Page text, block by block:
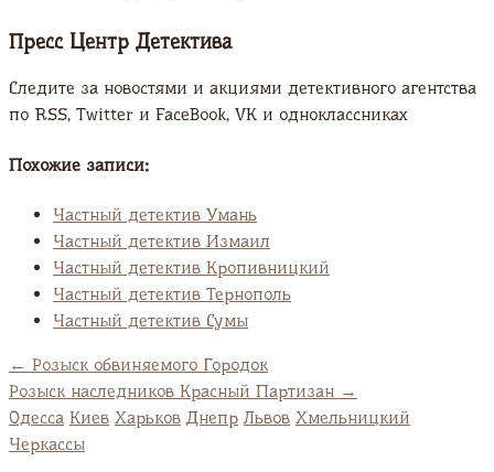
Пресс Центр Детектива
Следите за новостями и акциями детективного агентства
по RSS, Twitter и FaсeBook, VK и одноклассниках
Похожие записи:
Частный детектив Умань
Частный детектив Измаил
Частный детектив Кропивницкий
Частный детектив Тернополь
Частный детектив Сумы
← Розыск обвиняемого Городок
Розыск наследников Красный Партизан →
Одесса Киев Харьков Днепр Львов Хмельницкий
Черкассы